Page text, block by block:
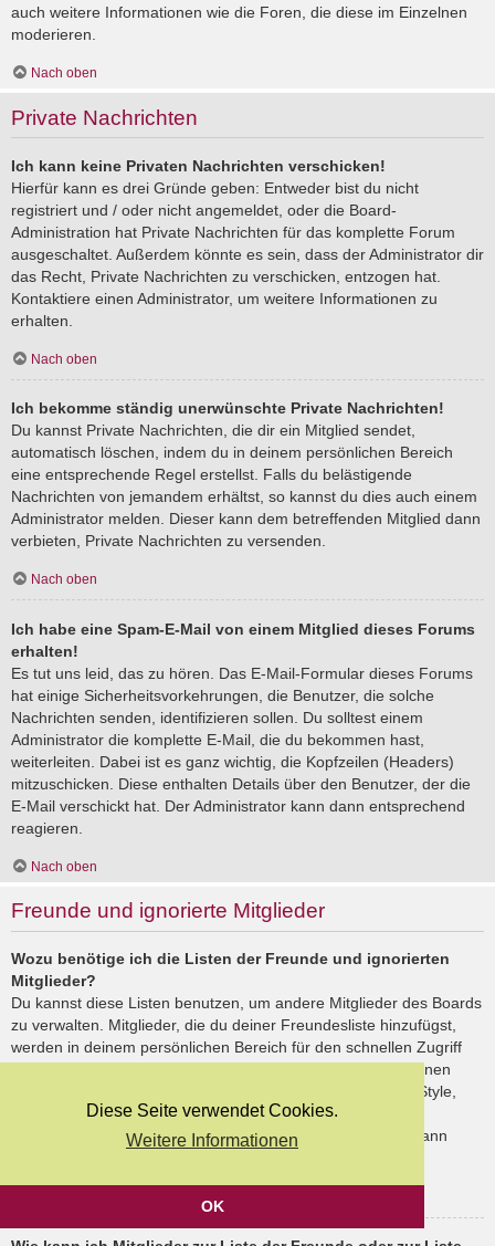
Diese Seite verwendet Cookies.
Weitere Informationen
OK
auch weitere Informationen wie die Foren, die diese im Einzelnen
moderieren.
Nach oben
Private Nachrichten
Ich kann keine Privaten Nachrichten verschicken!
Hierfür kann es drei Gründe geben: Entweder bist du nicht
registriert und / oder nicht angemeldet, oder die Board-
Administration hat Private Nachrichten für das komplette Forum
ausgeschaltet. Außerdem könnte es sein, dass der Administrator dir
das Recht, Private Nachrichten zu verschicken, entzogen hat.
Kontaktiere einen Administrator, um weitere Informationen zu
erhalten.
Nach oben
Ich bekomme ständig unerwünschte Private Nachrichten!
Du kannst Private Nachrichten, die dir ein Mitglied sendet,
automatisch löschen, indem du in deinem persönlichen Bereich
eine entsprechende Regel erstellst. Falls du belästigende
Nachrichten von jemandem erhältst, so kannst du dies auch einem
Administrator melden. Dieser kann dem betreffenden Mitglied dann
verbieten, Private Nachrichten zu versenden.
Nach oben
Ich habe eine Spam-E-Mail von einem Mitglied dieses Forums
erhalten!
Es tut uns leid, das zu hören. Das E-Mail-Formular dieses Forums
hat einige Sicherheitsvorkehrungen, die Benutzer, die solche
Nachrichten senden, identifizieren sollen. Du solltest einem
Administrator die komplette E-Mail, die du bekommen hast,
weiterleiten. Dabei ist es ganz wichtig, die Kopfzeilen (Headers)
mitzuschicken. Diese enthalten Details über den Benutzer, der die
E-Mail verschickt hat. Der Administrator kann dann entsprechend
reagieren.
Nach oben
Freunde und ignorierte Mitglieder
Wozu benötige ich die Listen der Freunde und ignorierten
Mitglieder?
Du kannst diese Listen benutzen, um andere Mitglieder des Boards
zu verwalten. Mitglieder, die du deiner Freundesliste hinzufügst,
werden in deinem persönlichen Bereich für den schnellen Zugriff
aufgelistet. Du siehst dort deren Onlinestatus und kannst ihnen
schnell eine Private Nachricht senden. Abhängig von dem Style,
den du verwendest, können Beiträge deiner Freunde auch
hervorgehoben sein. Wenn du einen Benutzer ignorierst, dann